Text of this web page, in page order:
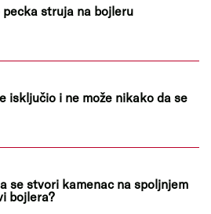
pecka struja na bojleru
isključio i ne može nikako da se
se stvori kamenac na spoljnjem
bojlera?